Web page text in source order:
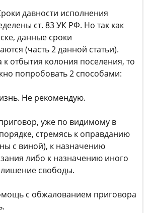
давности исполнения
ст. 83 УК РФ. Но так как
данные сроки
(часть 2 данной статьи).
к отбытия колония поселения, то
попробовать 2 способами:
Не рекомендую.
уже по видимому в
стремясь к оправданию
с виной), к назначению
либо к назначению иного
свободы.
с обжалованием приговора